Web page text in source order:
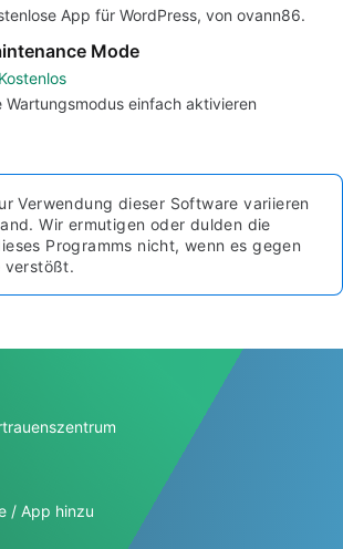
App für WordPress, von ovann86.
Mode
Kostenlos
Wartungsmodus einfach aktivieren
Verwendung dieser Software variieren
Wir ermutigen oder dulden die
Programms nicht, wenn es gegen
verstößt.
/ App hinzu